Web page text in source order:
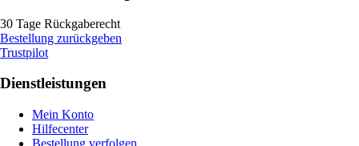
30 Tage Rückgaberecht
Bestellung zurückgeben
Trustpilot
Dienstleistungen
Mein Konto
Hilfecenter
Bestellung verfolgen